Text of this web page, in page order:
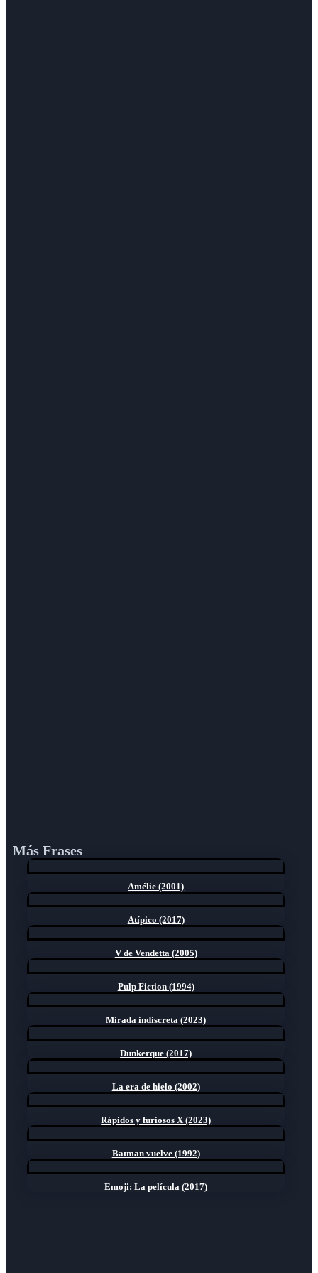
Más Frases
Amélie (2001)
Atípico (2017)
V de Vendetta (2005)
Pulp Fiction (1994)
Mirada indiscreta (2023)
Dunkerque (2017)
La era de hielo (2002)
Rápidos y furiosos X (2023)
Batman vuelve (1992)
Emoji: La película (2017)